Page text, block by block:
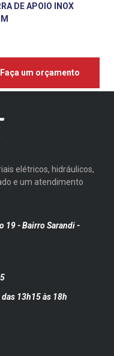
DE APOIO INOX
Faça um orçamento
elétricos, hidráulicos,
e um atendimento
19 - Bairro Sarandi-
13h15 às 18h